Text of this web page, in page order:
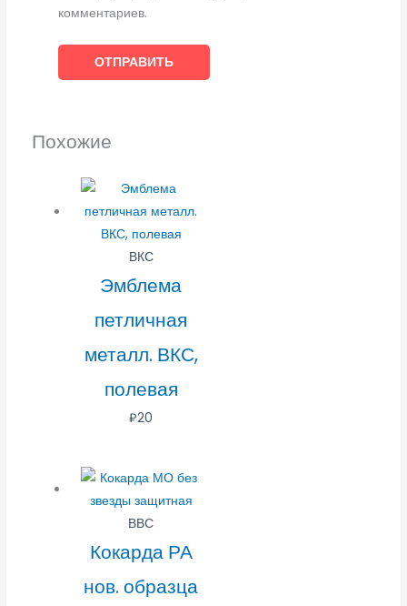
комментариев.
Похожие
ВКС
Эмблема
петличная
металл. ВКС,
полевая
₽20
ВВС
Кокарда РА
нов. образца